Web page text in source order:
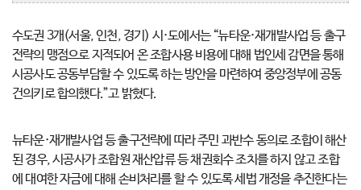
수도권 3개(서울, 인천, 경기) 시·도에서는 “뉴타운·재개발사업 등 출구
전략의 맹점으로 지적되어 온 조합사용 비용에 대해 법인세 감면을 통해
시공사도 공동부담할 수 있도록 하는 방안을 마련하여 중앙정부에 공동
건의키로 합의했다.”고 밝혔다.
뉴타운·재개발사업 등 출구전략에 따라 주민 과반수 동의로 조합이 해산
된 경우, 시공사가 조합원 재산압류 등 채권회수 조치를 하지 않고 조합
에 대여한 자금에 대해 손비처리를 할 수 있도록 세법 개정을 추진한다는